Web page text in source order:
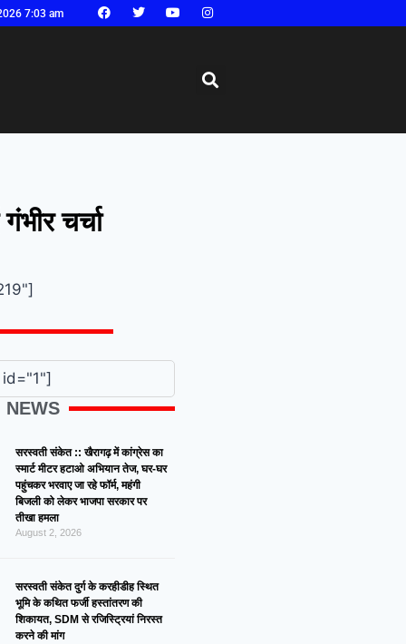
7:03 am
चर्चा
NEWS
सरस्वती संकेत :: खैरागढ़ में कांग्रेस का
स्मार्ट मीटर हटाओ अभियान तेज, घर-घर
पहुंचकर भरवाए जा रहे फॉर्म, महंगी
बिजली को लेकर भाजपा सरकार पर
तीखा हमला
August 2, 2026
सरस्वती संकेत दुर्ग के करहीडीह स्थित
भूमि के कथित फर्जी हस्तांतरण की
शिकायत, SDM से रजिस्ट्रियां निरस्त
करने की मांग